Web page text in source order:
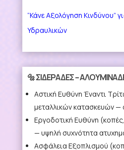
“Κάνε Αξολόγηση Κινδύνου”
Υδραυλικών
🔩 ΣΙΔΕΡΑΔΕΣ –
Αστική Ευθύνη Έναντι
μεταλλικών κατασκευών —
Εργοδοτική Ευθύνη
— υψηλή συχνότητα
Ασφάλεια Εξοπλισμού